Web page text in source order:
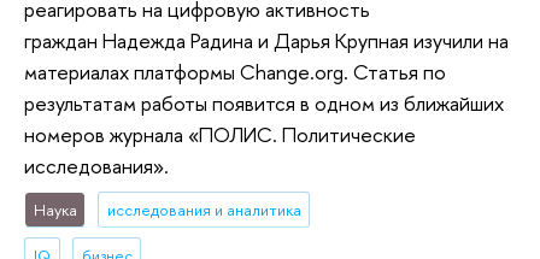
реагировать на цифровую активность
граждан Надежда Радина и Дарья Крупная изучили на
материалах платформы Change.org. Статья по
результатам работы появится в одном из ближайших
номеров журнала «ПОЛИС. Политические
исследования».
Наука исследования и аналитика